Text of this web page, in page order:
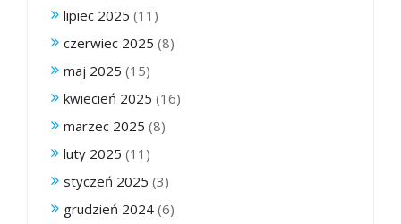
lipiec 2025 (11)
czerwiec 2025 (8)
maj 2025 (15)
kwiecień 2025 (16)
marzec 2025 (8)
luty 2025 (11)
styczeń 2025 (3)
grudzień 2024 (6)